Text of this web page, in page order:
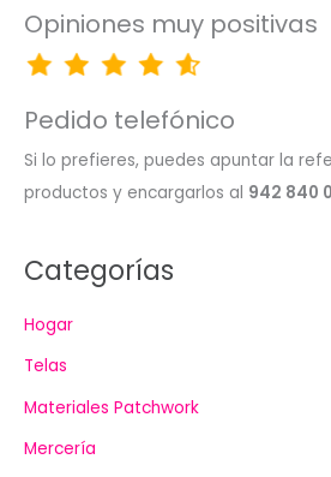
Opiniones muy positivas
Pedido telefónico
Si lo prefieres, puedes apuntar la
productos y encargarlos al 942 840
Categorías
Hogar
Telas
Materiales Patchwork
Mercería